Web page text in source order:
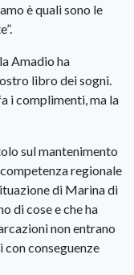
è quali sono le
Amadio ha
libro dei sogni.
i complimenti, ma la
sul mantenimento
regionale
di Marina di
di cose e che ha
non entrano
con conseguenze